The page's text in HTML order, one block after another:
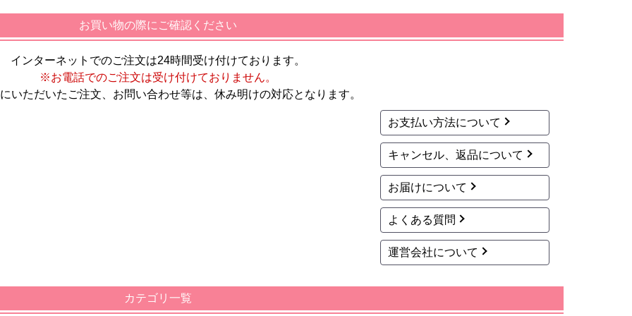
お買い物の際にご確認ください
インターネットでのご注文は24時間受け付けております。
※お電話でのご注文は受け付けておりません。
いただいたご注文、お問い合わせ等は、休み明けの対応となります。
お支払い方法について
キャンセル、返品について
お届けについて
よくある質問
運営会社について
カテゴリ一覧